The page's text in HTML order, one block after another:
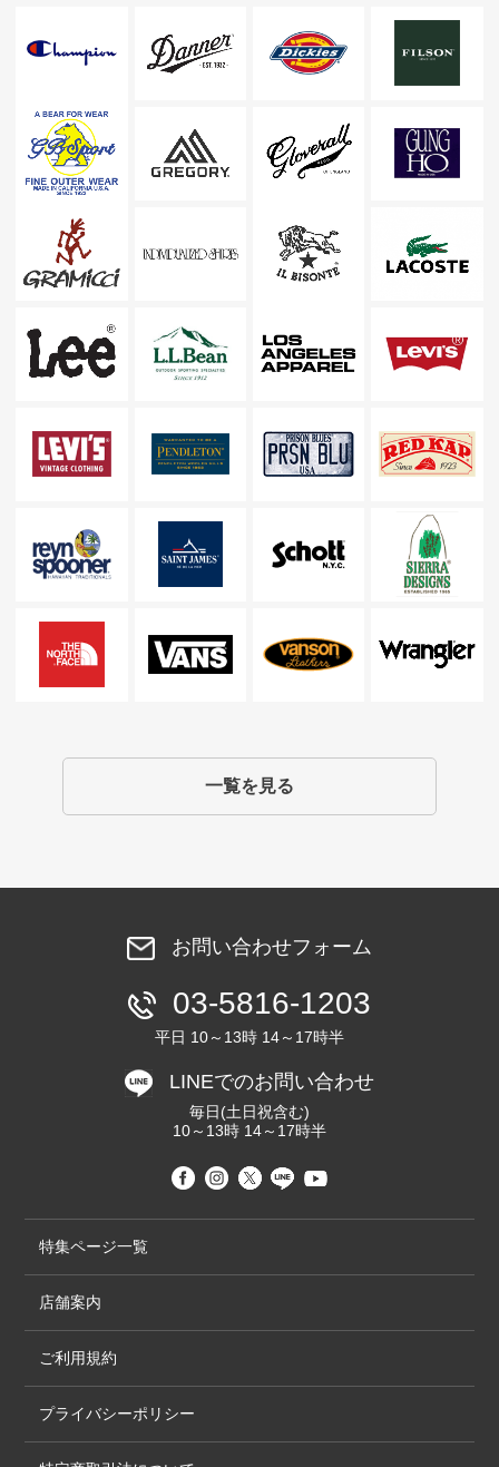
一覧を見る
お問い合わせフォーム
03-5816-1203
平日 10～13時 14～17時半
LINEでのお問い合わせ
毎日(土日祝含む)
10～13時 14～17時半
特集ページ一覧
店舗案内
ご利用規約
プライバシーポリシー